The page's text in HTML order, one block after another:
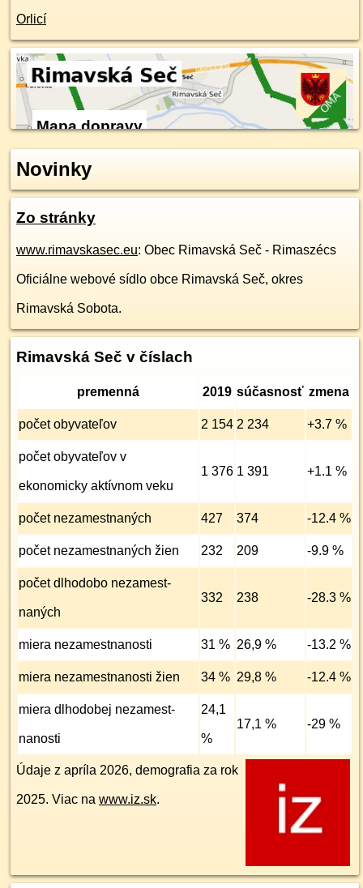
Orlicí
Mapa dopravy
Novinky
Zo stránky
www.rimavskasec.eu: Obec Rimavská Seč - Rimaszécs
Oficiálne webové sídlo obce Rimavská Seč, okres
Rimavská Sobota.
Rimavská Seč v číslach
premenná 2019 súčasnosť zmena
počet obyvateľov 2 154 2 234 +3.7 %
počet obyvateľov v
ekonomicky aktívnom veku
1 376 1 391 +1.1 %
počet nezamest­naných 427 374 -12.4 %
počet nezamest­naných žien 232 209 -9.9 %
počet dlhodobo nezamest­
naných
332 238 -28.3 %
miera nezamest­nanosti 31 % 26,9 % -13.2 %
miera nezamest­nanosti žien 34 % 29,8 % -12.4 %
miera dlhodobej nezamest­
nanosti
24,1
%
17,1 % -29 %
Údaje z apríla 2026, demografia za rok
2025. Viac na www.iz.sk.